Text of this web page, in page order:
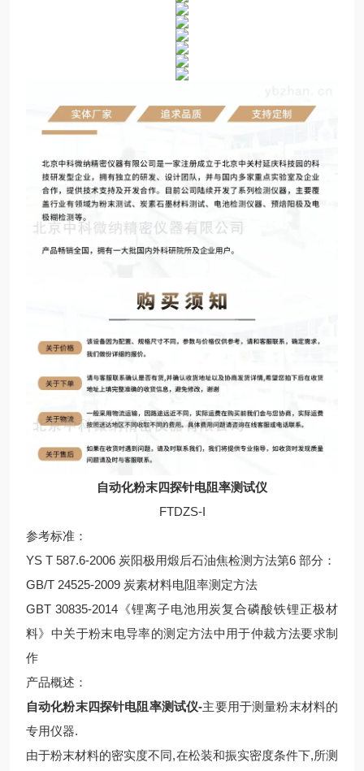
自动化粉末四探针电阻率测试仪
FTDZS-I
参考标准：
YS T 587.6-2006 炭阳极用煅后石油焦检测方法第6 部分：
GB/T 24525-2009 炭素材料电阻率测定方法
GBT 30835-2014《锂离子电池用炭复合磷酸铁锂正极材
料》中关于粉末电导率的测定方法中用于仲裁方法要求制
作
产品概述：
自动化粉末四探针电阻率测试仪-主要用于测量粉末材料的
专用仪器.
由于粉末材料的密实度不同,在松装和振实密度条件下,所测